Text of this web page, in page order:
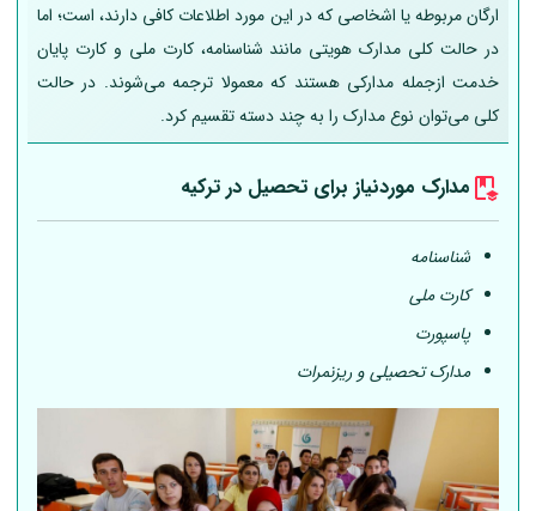
ارگان مربوطه یا اشخاصی که در این مورد اطلاعات کافی دارند، است؛ اما
در حالت کلی مدارک هویتی مانند شناسنامه، کارت ملی و کارت پایان
خدمت ازجمله مدارکی هستند که معمولا ترجمه می‌شوند. در حالت
کلی می‌توان نوع مدارک را به چند دسته تقسیم کرد.
مدارک موردنیاز برای تحصیل در ترکیه
شناسنامه
کارت ملی
پاسپورت
مدارک تحصیلی و ریزنمرات